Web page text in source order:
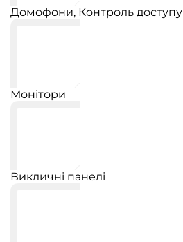
Домофони, Контроль доступу
Монітори
Викличні панелі